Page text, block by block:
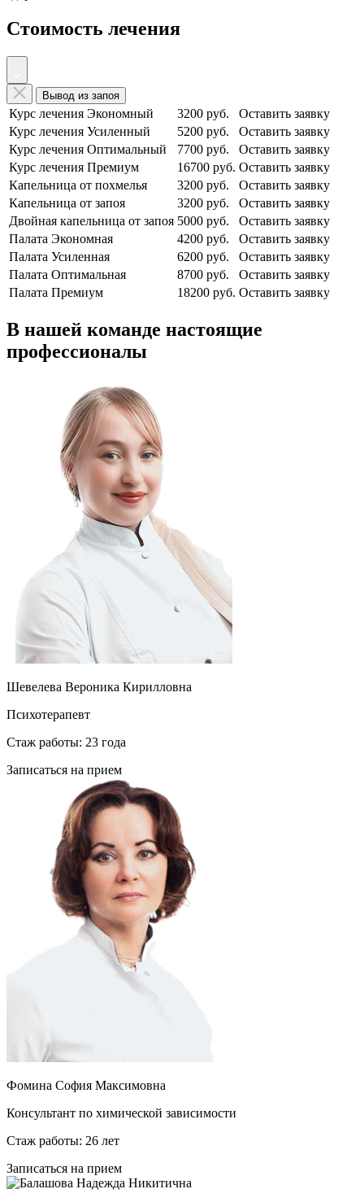
Стоимость лечения
Вывод из запоя
Курс лечения Экономный 3200 руб.
Оставить заявку
Курс лечения Усиленный
5200 руб.
Оставить заявку
Курс лечения Оптимальный
7700 руб.
Оставить заявку
Курс лечения Премиум
16700 руб. Оставить заявку
Капельница от похмелья
3200 руб.
Оставить заявку
Капельница от запоя
3200 руб.
Оставить заявку
Двойная капельница от запоя 5000 руб.
Оставить заявку
Палата Экономная
4200 руб.
Оставить заявку
Палата Усиленная
6200 руб.
Оставить заявку
Палата Оптимальная
8700 руб.
Оставить заявку
Палата Премиум
18200 руб. Оставить заявку
В нашей команде настоящие
профессионалы
Шевелева Вероника Кирилловна
Психотерапевт
Стаж работы: 23 года
Записаться на прием
Фомина София Максимовна
Консультант по химической зависимости
Стаж работы: 26 лет
Записаться на прием